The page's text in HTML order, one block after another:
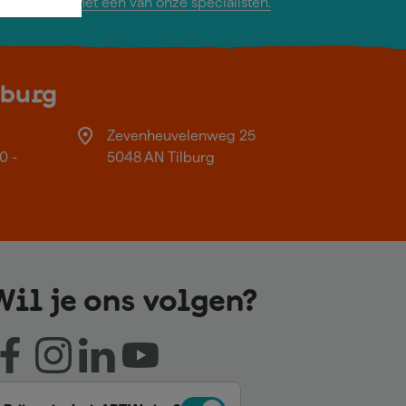
-
Zevenheuvelenweg 25
5048 AN Tilburg
je ons volgen?